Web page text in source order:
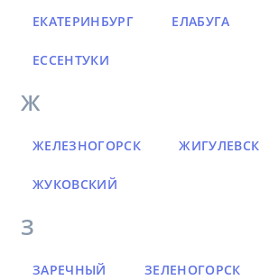
ЕКАТЕРИНБУРГ ЕЛАБУГА
ЕССЕНТУКИ
Ж
ЖЕЛЕЗНОГОРСК ЖИГУЛЕВСК
ЖУКОВСКИЙ
З
ЗАРЕЧНЫЙ ЗЕЛЕНОГОРСК